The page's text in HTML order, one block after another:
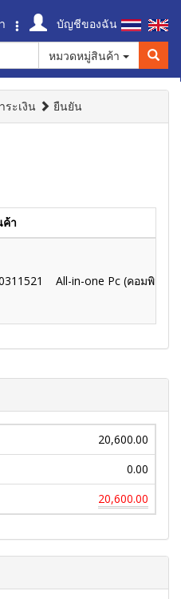
บัญชีของฉัน
หมวดหมู่สินค้า
ระเงิน ยืนยัน
า
All-in-one Pc (คอมพิวเต
20,600.00
0.00
20,600.00